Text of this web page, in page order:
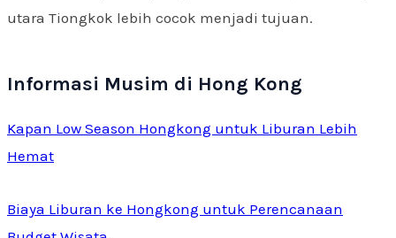
utara Tiongkok lebih cocok menjadi tujuan.
Informasi Musim di Hong Kong
Kapan Low Season Hongkong untuk Liburan Lebih
Hemat
Biaya Liburan ke Hongkong untuk Perencanaan